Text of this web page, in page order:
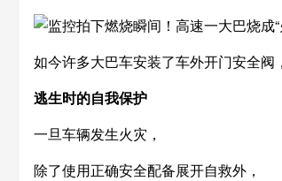
如今许多大巴车安装了车外开门安全阀
逃生时的自我保护
一旦车辆发生火灾，
除了使用正确安全配备展开自救外，